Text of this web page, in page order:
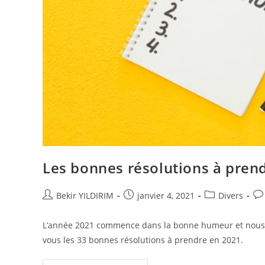
Les bonnes résolutions à
Auteur/autrice
la
publication :
Bekir YILDIRIM
Publication
janvier 4, 2021
PostDivers
L’année 2021 commence dans la bonne humeur et
vous les 33 bonnes résolutions à prendre en 2021.